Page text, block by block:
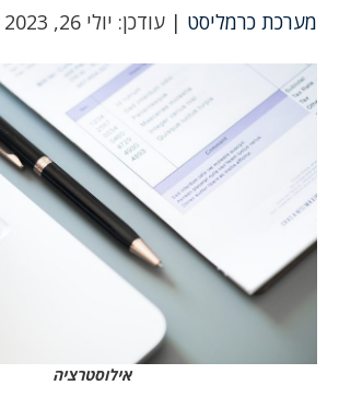
מערכת כרמליסט | עודכן: יולי 26, 2023
אילוסטרציה